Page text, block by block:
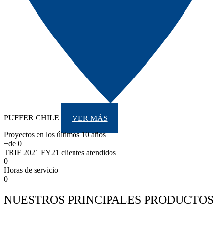
PUFFER CHILE
VER MÁS
Proyectos en los últimos 10 años
+de 0
TRIF 2021 FY21 clientes atendidos
0
Horas de servicio
0
NUESTROS PRINCIPALES PRODUCTOS